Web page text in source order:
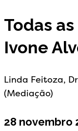
Todas
Ivone
Linda Feitoza,
(Mediação)
28 novembro